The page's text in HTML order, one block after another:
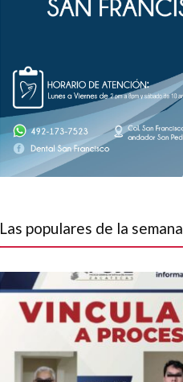
Las populares de la semana